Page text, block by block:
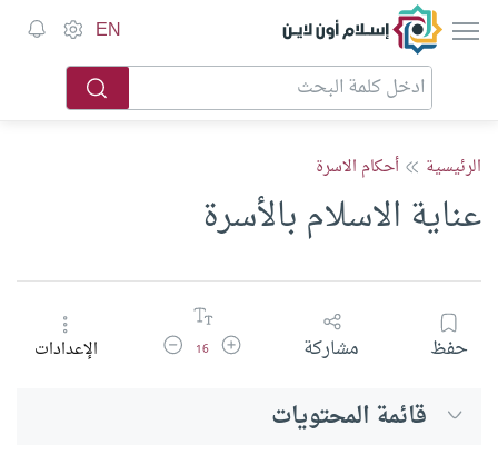
إسلام أون لاين EN
الرئيسية أحكام الاسرة
عناية الاسلام بالأسرة
حفظ مشاركة زيادة حجم الخط
16 تقليل حجم الخطالإعدادات
قائمة المحتويات